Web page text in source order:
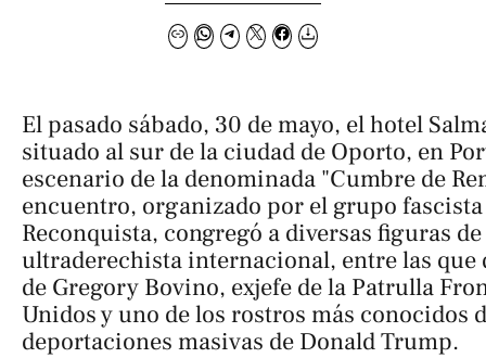
El pasado sábado, 30 de mayo, el hotel
situado al sur de la ciudad de Oporto, en
escenario de la denominada "Cumbre de
encuentro, organizado por el grupo
Reconquista, congregó a diversas figuras
ultraderechista internacional, entre las que
de Gregory Bovino, exjefe de la Patrulla
Unidos y uno de los rostros más conocidos
deportaciones masivas de Donald Trump.